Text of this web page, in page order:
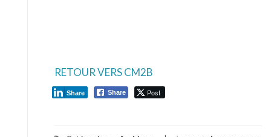
RETOUR VERS CM2B
Share Post
Share